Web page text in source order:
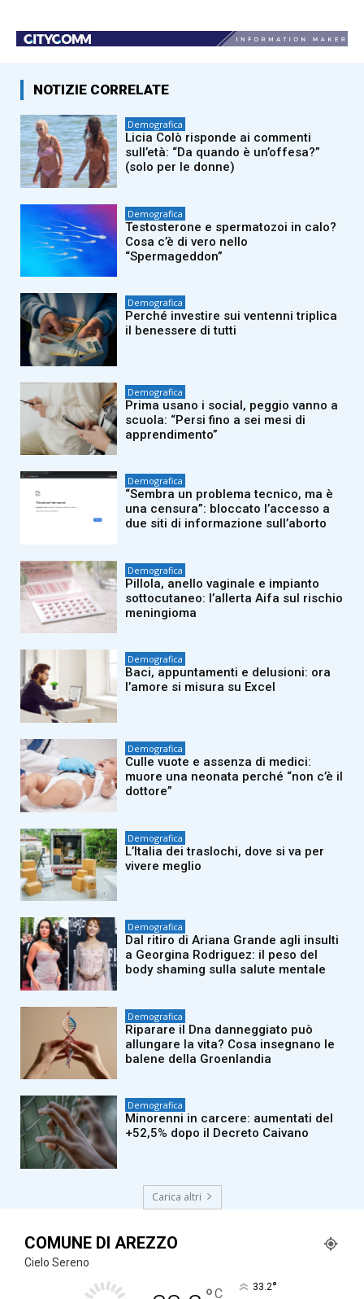
NOTIZIE CORRELATE
Demografica
Licia Colò risponde ai commenti
sull’età: “Da quando è un’offesa?”
(solo per le donne)
Demografica
Testosterone e spermatozoi in calo?
Cosa c’è di vero nello
“Spermageddon”
Demografica
Perché investire sui ventenni triplica
il benessere di tutti
Demografica
Prima usano i social, peggio vanno a
scuola: “Persi fino a sei mesi di
apprendimento”
Demografica
“Sembra un problema tecnico, ma è
una censura”: bloccato l’accesso a
due siti di informazione sull’aborto
Demografica
Pillola, anello vaginale e impianto
sottocutaneo: l’allerta Aifa sul rischio
meningioma
Demografica
Baci, appuntamenti e delusioni: ora
l’amore si misura su Excel
Demografica
Culle vuote e assenza di medici:
muore una neonata perché “non c’è il
dottore”
Demografica
L’Italia dei traslochi, dove si va per
vivere meglio
Demografica
Dal ritiro di Ariana Grande agli insulti
a Georgina Rodriguez: il peso del
body shaming sulla salute mentale
Demografica
Riparare il Dna danneggiato può
allungare la vita? Cosa insegnano le
balene della Groenlandia
Demografica
Minorenni in carcere: aumentati del
+52,5% dopo il Decreto Caivano
Carica altri
COMUNE DI AREZZO
Cielo Sereno
C 33.2°